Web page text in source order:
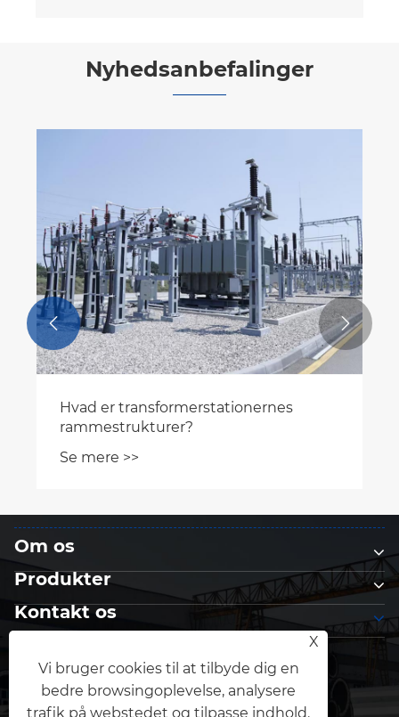
Nyhedsanbefalinger
Hvad er transformerstationernes
rammestrukturer?
Se mere >>
 
Om os
Produkter
Kontakt os
X
Vi bruger cookies til at tilbyde dig en
bedre browsingoplevelse, analysere
trafik på webstedet og tilpasse indhold.